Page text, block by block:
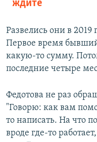
ждите
Развелись они в 2019
Первое время
какую-то сумму.
последние четыре
Федотова не раз
"Говорю: как вам
то написать. На что
вроде где-то